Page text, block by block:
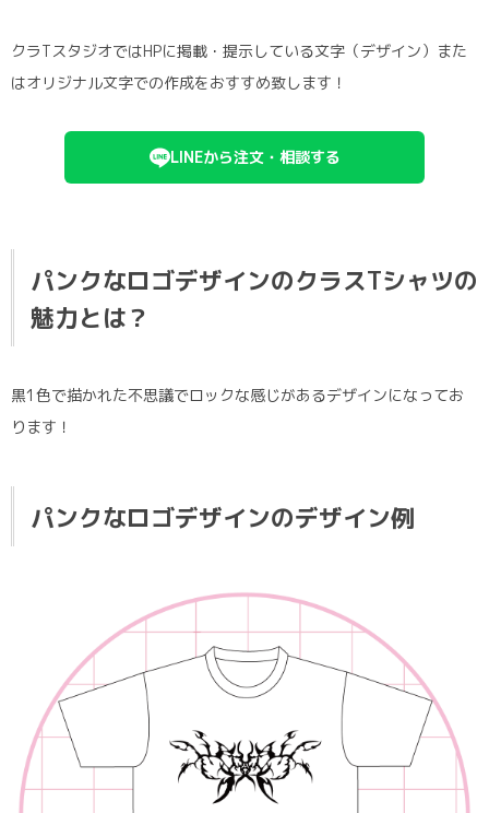
クラTスタジオではHPに掲載・提示している文字（デザイン）また
はオリジナル文字での作成をおすすめ致します！
LINEから注文・相談する
パンクなロゴデザインのクラスTシャツの
魅力とは？
黒1色で描かれた不思議でロックな感じがあるデザインになってお
ります！
パンクなロゴデザインのデザイン例